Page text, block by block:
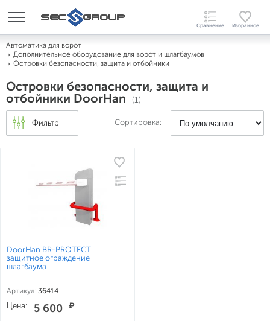
Автоматика для ворот
Дополнительное оборудование для ворот и шлагбаумов
Островки безопасности, защита и отбойники
Островки безопасности, защита и
отбойники DoorHan
(1)
Фильтр Сортировка:
DoorHan BR-PROTECT
защитное ограждение
шлагбаума
Артикул: 36414
Цена: 5 600 ₽